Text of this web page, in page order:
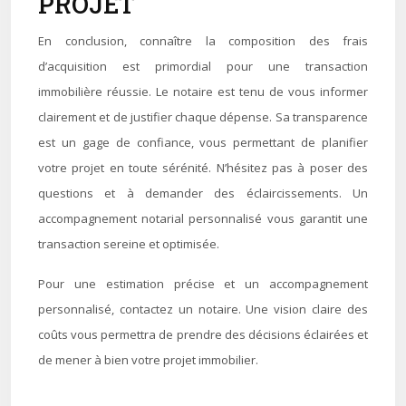
En conclusion, connaître la composition des frais
d’acquisition est primordial pour une transaction
immobilière réussie. Le notaire est tenu de vous informer
clairement et de justifier chaque dépense. Sa transparence
est un gage de confiance, vous permettant de planifier
votre projet en toute sérénité. N’hésitez pas à poser des
questions et à demander des éclaircissements. Un
accompagnement notarial personnalisé vous garantit une
transaction sereine et optimisée.
Pour une estimation précise et un accompagnement
personnalisé, contactez un notaire. Une vision claire des
coûts vous permettra de prendre des décisions éclairées et
de mener à bien votre projet immobilier.